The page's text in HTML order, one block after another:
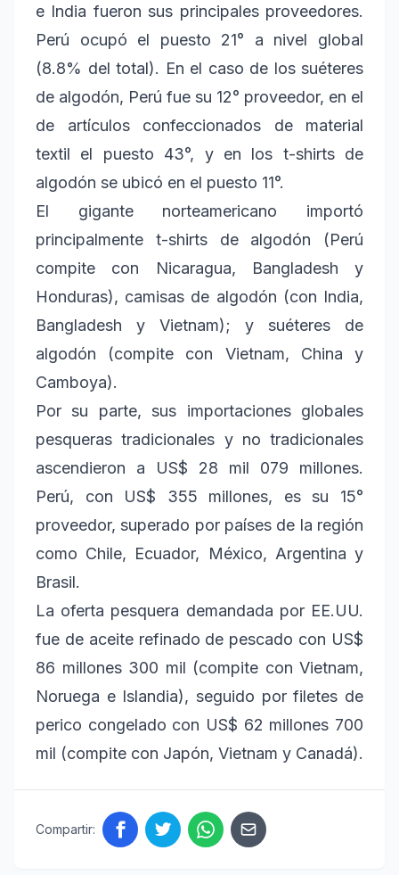
e India fueron sus principales proveedores.
Perú ocupó el puesto 21° a nivel global
(8.8% del total). En el caso de los suéteres
de algodón, Perú fue su 12° proveedor, en el
de artículos confeccionados de material
textil el puesto 43°, y en los t-shirts de
algodón se ubicó en el puesto 11°.
El gigante norteamericano importó
principalmente t-shirts de algodón (Perú
compite con Nicaragua, Bangladesh y
Honduras), camisas de algodón (con India,
Bangladesh y Vietnam); y suéteres de
algodón (compite con Vietnam, China y
Camboya).
Por su parte, sus importaciones globales
pesqueras tradicionales y no tradicionales
ascendieron a US$ 28 mil 079 millones.
Perú, con US$ 355 millones, es su 15°
proveedor, superado por países de la región
como Chile, Ecuador, México, Argentina y
Brasil.
La oferta pesquera demandada por EE.UU.
fue de aceite refinado de pescado con US$
86 millones 300 mil (compite con Vietnam,
Noruega e Islandia), seguido por filetes de
perico congelado con US$ 62 millones 700
mil (compite con Japón, Vietnam y Canadá).
Compartir: